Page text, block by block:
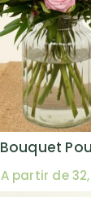
Bouquet
A partir de